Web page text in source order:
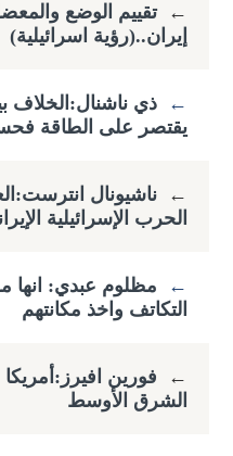
← تقييم الوضع
إيران..(رؤية اسرائيلية)
←
ذي ناشنال:الخلاف
يقتصر على الطاقة
←
ناشيونال
الحرب الإسرائيلية
←
مظلوم عبدي: انها
التكاتف واخذ مكانتهم
←
فورين
الشرق الأوسط